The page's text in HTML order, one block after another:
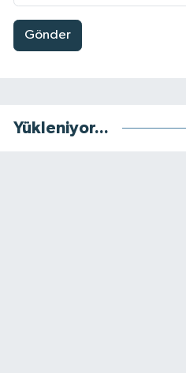
Gönder
Yükleniyor...